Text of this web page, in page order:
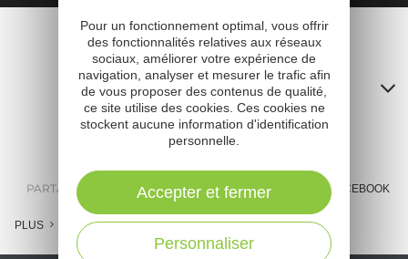
Contacts
PARTAGER : E-MAIL MESSENGER FACEBOOK
PLUS
Pour un fonctionnement optimal, vous offrir
des fonctionnalités relatives aux réseaux
sociaux, améliorer votre expérience de
navigation, analyser et mesurer le trafic afin
de vous proposer des contenus de qualité,
ce site utilise des cookies. Ces cookies ne
stockent aucune information d'identification
personnelle.
Personnaliser
Accepter et fermer